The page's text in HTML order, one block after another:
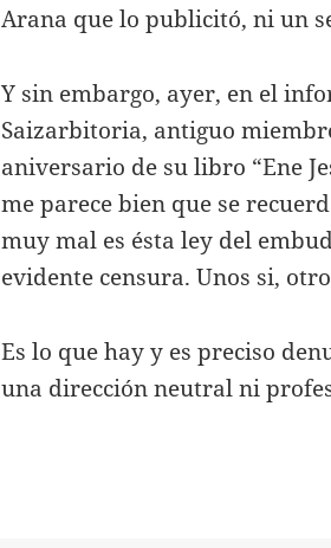
Arana que lo publicitó, ni un
Y sin embargo, ayer, en el
Saizarbitoria, antiguo
aniversario de su libro “Ene
me parece bien que se
muy mal es ésta ley del
evidente censura. Unos si,
Es lo que hay y es preciso
una dirección neutral ni